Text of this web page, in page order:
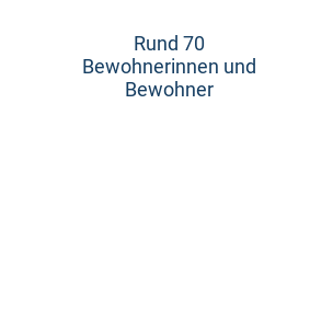
Rund 70
Bewohnerinnen und
Bewohner